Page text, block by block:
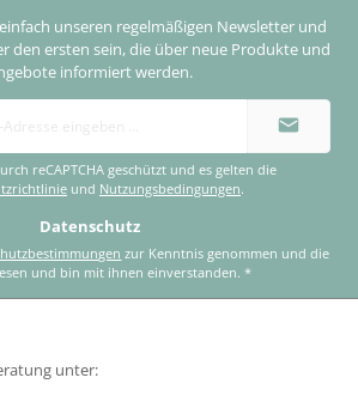
unseren regelmäßigen Newsletter und
den ersten sein, die über neue Produkte und
informiert werden.
reCAPTCHA geschützt und es gelten die
und Nutzungsbedingungen.
Datenschutz
und bin mit ihnen einverstanden.*
unter: